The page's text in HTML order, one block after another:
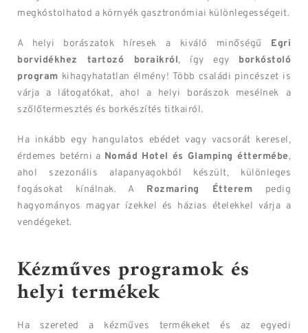
megkóstolhatod a környék gasztronómiai különlegességeit.
A helyi borászatok híresek a kiváló minőségű Egri
borvidékhez tartozó boraikról, így egy borkóstoló
program kihagyhatatlan élmény! Több családi pincészet is
várja a látogatókat, ahol a helyi borászok mesélnek a
szőlőtermesztés és borkészítés titkairól.
Ha inkább egy hangulatos ebédet vagy vacsorát keresel,
érdemes betérni a Nomád Hotel és Glamping éttermébe,
ahol szezonális alapanyagokból készült, különleges
fogásokat kínálnak. A Rozmaring Étterem pedig
hagyományos magyar ízekkel és házias ételekkel várja a
vendégeket.
Kézműves programok és
helyi termékek
Ha szereted a kézműves termékeket és az egyedi